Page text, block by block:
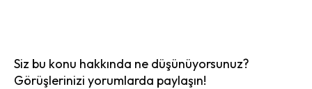
Siz bu konu hakkında ne düşünüyorsunuz?
Görüşlerinizi yorumlarda paylaşın!